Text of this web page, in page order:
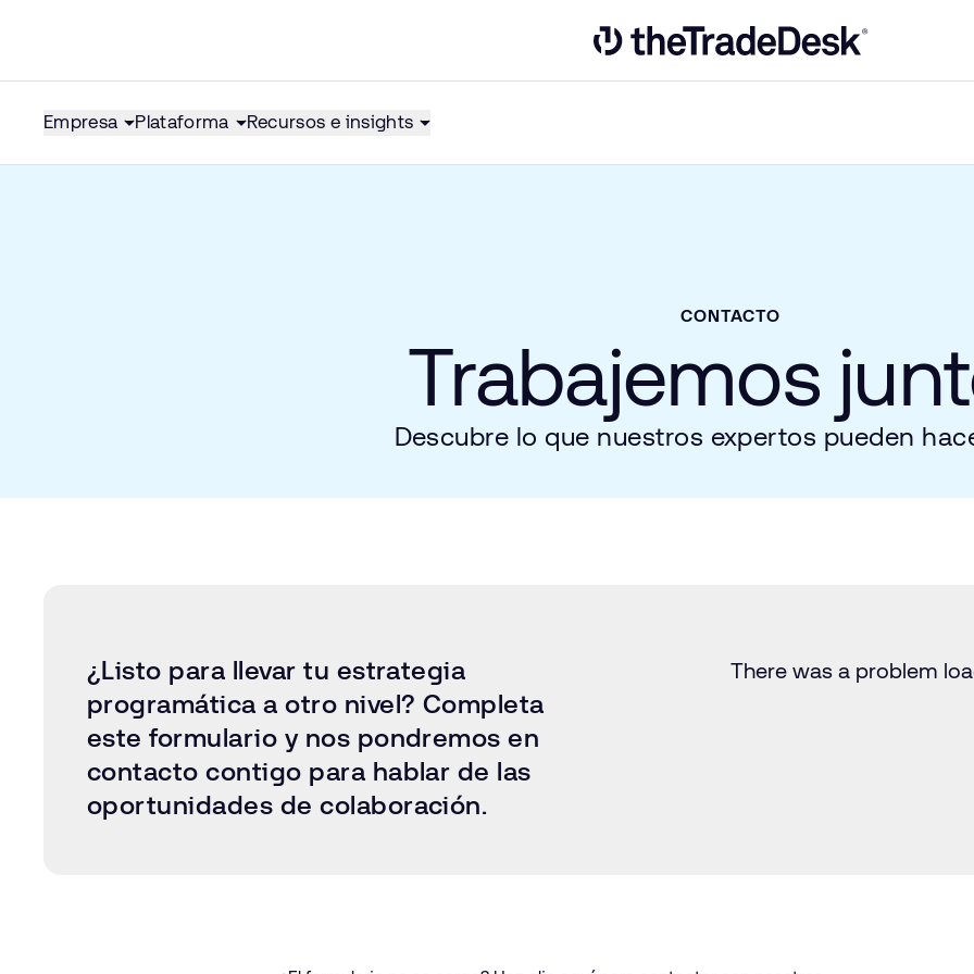
Link to The Trade Desk Home Page
Empresa Plataforma Recursos e insights
CONTACTO
Trabajemos
Descubre lo que nuestros expertos pueden
¿Listo para llevar tu estrategia
programática a otro nivel? Completa
este formulario y nos pondremos en
contacto contigo para hablar de las
oportunidades de colaboración.
There was a problem